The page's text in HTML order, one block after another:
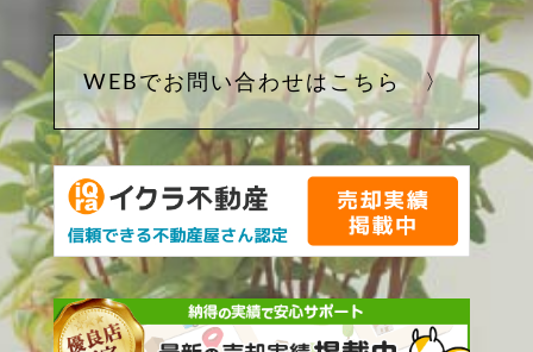
WEBでお問い合わせはこちら 〉